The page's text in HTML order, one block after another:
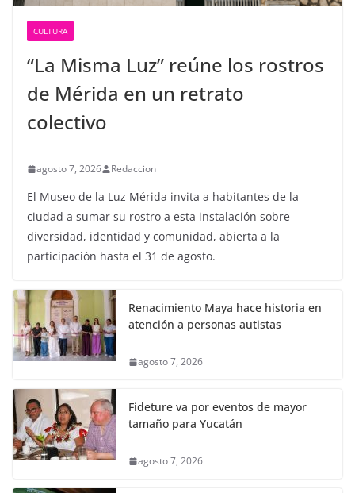
CULTURA
“La Misma Luz” reúne los rostros
de Mérida en un retrato
colectivo
agosto 7, 2026 Redaccion
El Museo de la Luz Mérida invita a habitantes de la
ciudad a sumar su rostro a esta instalación sobre
diversidad, identidad y comunidad, abierta a la
participación hasta el 31 de agosto.
Renacimiento Maya hace historia en
atención a personas autistas
agosto 7, 2026
Fideture va por eventos de mayor
tamaño para Yucatán
agosto 7, 2026